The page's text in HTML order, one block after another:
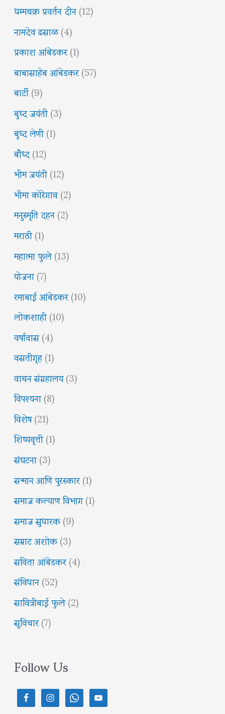
धम्मचक्र प्रवर्तन दीन(12)
नामदेव ढसाळ(4)
प्रकाश आंबेडकर(1)
बाबासाहेब आंबेडकर(57)
बार्टी(9)
बुध्द जयंती(3)
बुध्द लेणी(1)
बौध्द(12)
भीम जयंती(12)
भीमा कोरेगाव(2)
मनुस्मृति दहन(2)
मराठी(1)
महात्मा फुले(13)
योजना(7)
रमाबाई आंबेडकर(10)
लोकशाही(10)
वर्षावास(4)
वसतीगृह(1)
वाचन संग्रहालय(3)
विपश्यना(8)
विशेष(21)
शिष्यवृत्ती(1)
संघटना(3)
सन्मान आणि पुरस्कार(1)
समाज कल्याण विभाग(1)
समाज सुधारक(9)
सम्राट अशोक(3)
सविता आंबेडकर(4)
संविधान(52)
सावित्रीबाई फुले(2)
सुविचार(7)
Follow Us